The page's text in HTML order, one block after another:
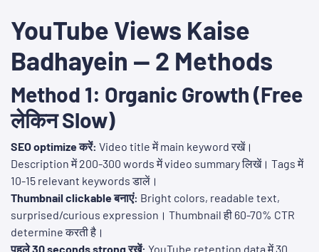
YouTube Views Kaise
Badhayein — 2 Methods
Method 1: Organic Growth (Free
लेकिन Slow)
SEO optimize करें: Video title में main keyword रखें।
Description में 200-300 words में video summary लिखें। Tags में
10-15 relevant keywords डालें।
Thumbnail clickable बनाएं: Bright colors, readable text,
surprised/curious expression। Thumbnail ही 60-70% CTR
determine करती है।
पहले 30 seconds strong रखें: YouTube retention data में 30